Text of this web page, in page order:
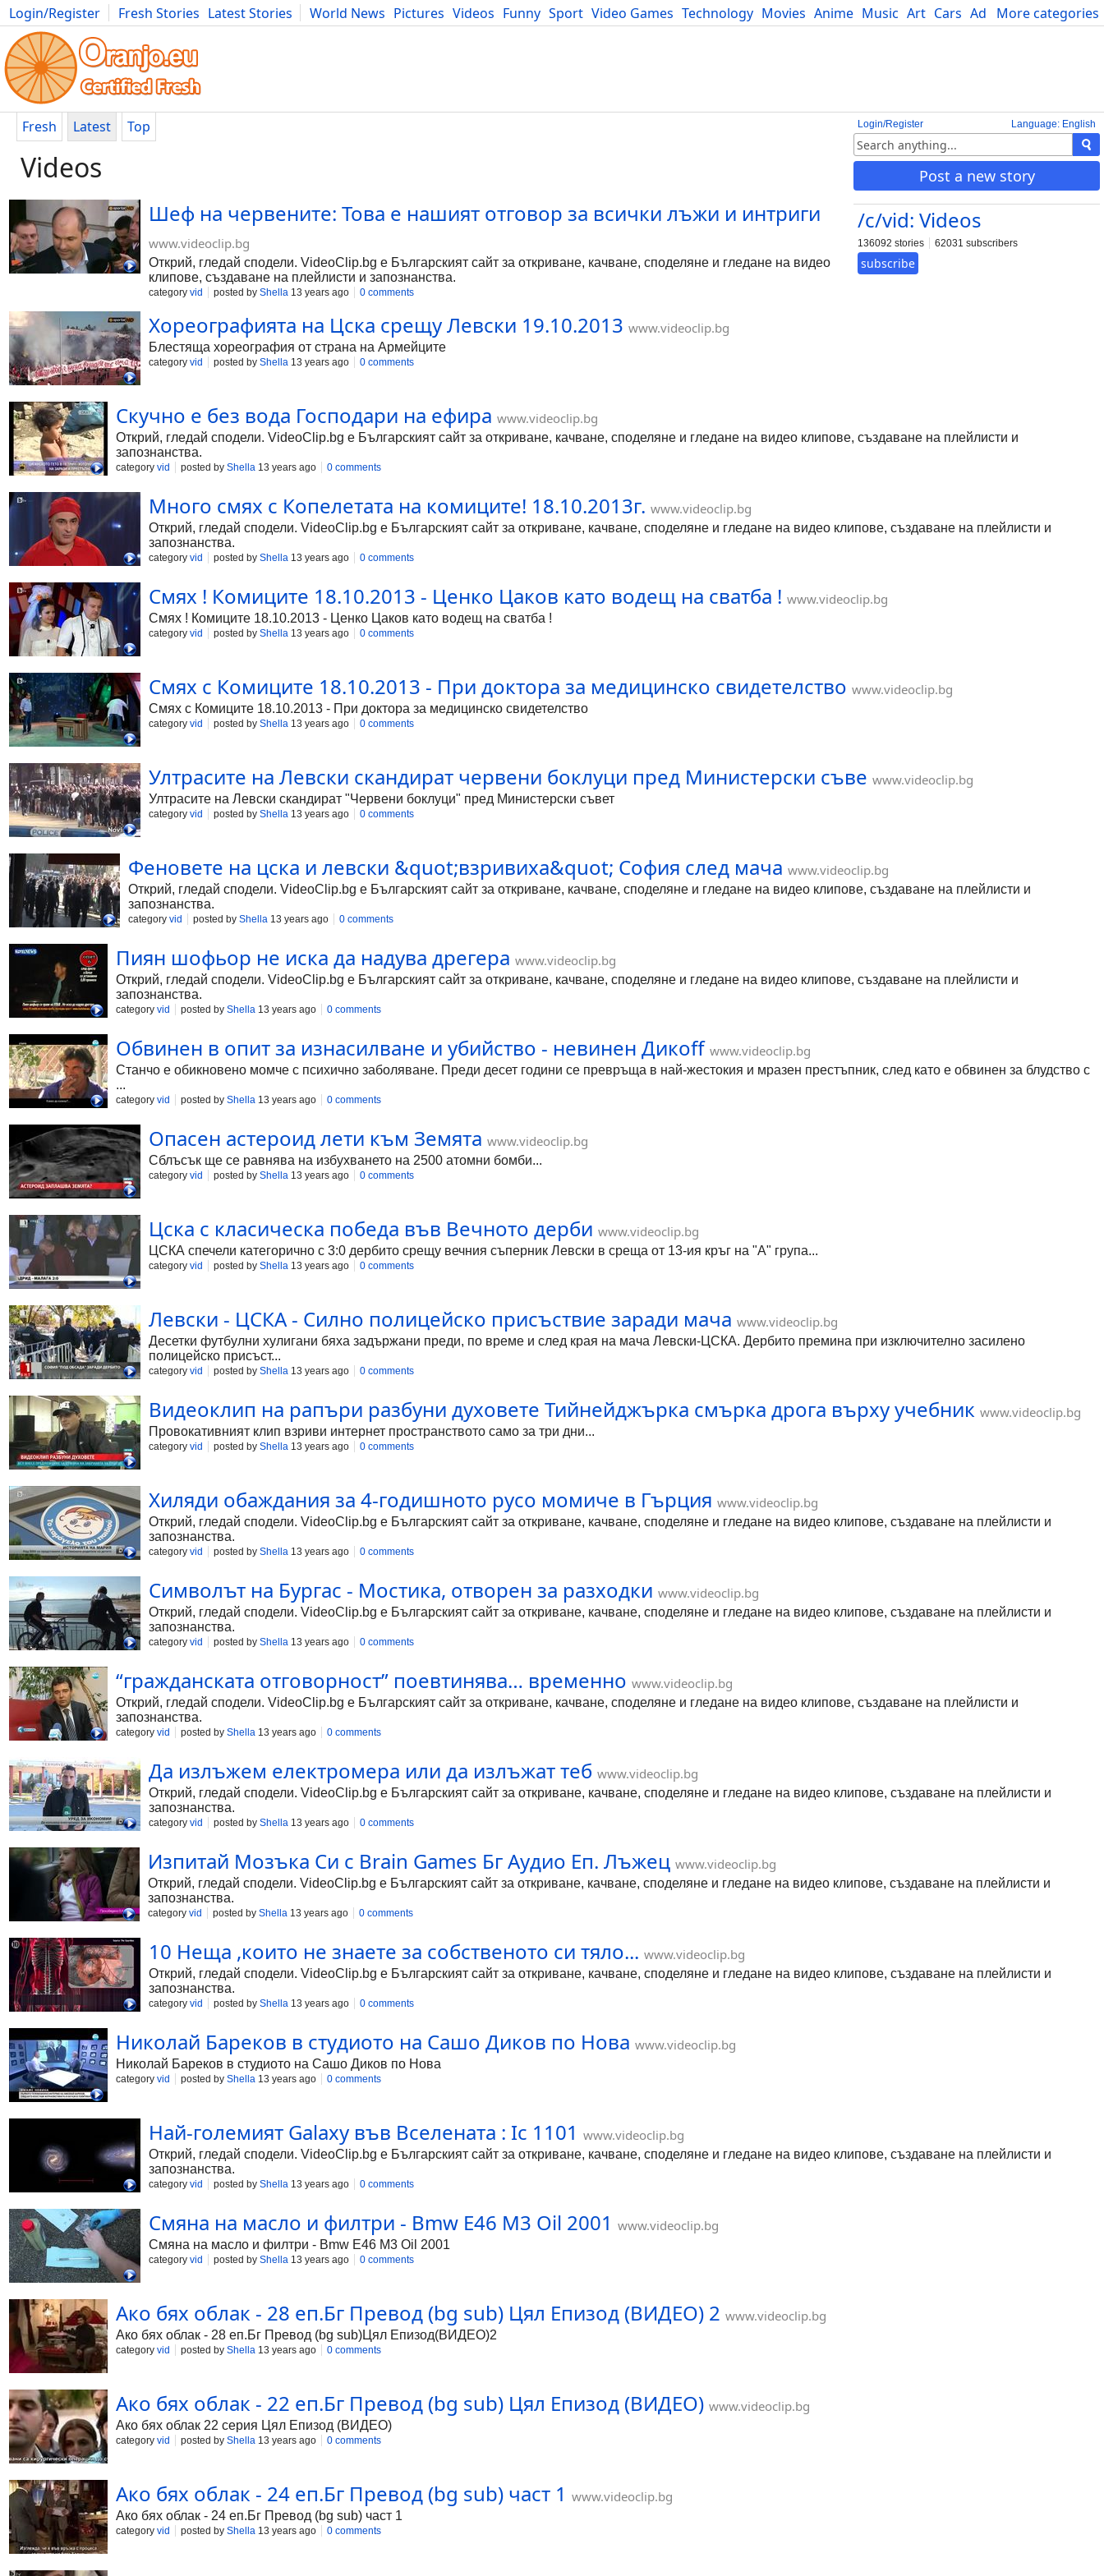
More categories
Login/Register Fresh Stories Latest Stories World News Pictures Videos Funny Sport Video Games Technology Movies Anime Music Art Cars Advice Science
Photography Comics Bulgaria Fitness Food Literature Developers Blog
Language: English
Login/Register
Post a new story
/c/vid: Videos
136092 stories 62031 subscribers
subscribe
Fresh Latest Top
Videos
Шеф на червените: Това е нашият отговор за всички лъжи и интриги
www.videoclip.bg
Открий, гледай сподели. VideoClip.bg е Българският сайт за откриване, качване, споделяне и гледане на видео
клипове, създаване на плейлисти и запознанства.
category vid posted by Shella 13 years ago 0 comments
Хореографията на Цска срещу Левски 19.10.2013 www.videoclip.bg
Блестяща хореография от страна на Армейците
category vid posted by Shella 13 years ago 0 comments
Скучно е без вода Господари на ефира www.videoclip.bg
Открий, гледай сподели. VideoClip.bg е Българският сайт за откриване, качване, споделяне и гледане на видео клипове, създаване на плейлисти и
запознанства.
category vid posted by Shella 13 years ago 0 comments
Много смях с Копелетата на комиците! 18.10.2013г. www.videoclip.bg
Открий, гледай сподели. VideoClip.bg е Българският сайт за откриване, качване, споделяне и гледане на видео клипове, създаване на плейлисти и
запознанства.
category vid posted by Shella 13 years ago 0 comments
Смях ! Комиците 18.10.2013 - Ценко Цаков като водещ на сватба ! www.videoclip.bg
Смях ! Комиците 18.10.2013 - Ценко Цаков като водещ на сватба !
category vid posted by Shella 13 years ago 0 comments
Смях с Комиците 18.10.2013 - При доктора за медицинско свидетелство www.videoclip.bg
Смях с Комиците 18.10.2013 - При доктора за медицинско свидетелство
category vid posted by Shella 13 years ago 0 comments
Ултрасите на Левски скандират червени боклуци пред Министерски съве www.videoclip.bg
Ултрасите на Левски скандират "Червени боклуци" пред Министерски съвет
category vid posted by Shella 13 years ago 0 comments
Феновете на цска и левски &quot;взривиха&quot; София след мача www.videoclip.bg
Открий, гледай сподели. VideoClip.bg е Българският сайт за откриване, качване, споделяне и гледане на видео клипове, създаване на плейлисти и
запознанства.
category vid posted by Shella 13 years ago 0 comments
Пиян шофьор не иска да надува дрегера www.videoclip.bg
Открий, гледай сподели. VideoClip.bg е Българският сайт за откриване, качване, споделяне и гледане на видео клипове, създаване на плейлисти и
запознанства.
category vid posted by Shella 13 years ago 0 comments
Обвинен в опит за изнасилване и убийство - невинен Дикoff www.videoclip.bg
Станчо е обикновено момче с психично заболяване. Преди десет години се превръща в най-жестокия и мразен престъпник, след като е обвинен за блудство с
...
category vid posted by Shella 13 years ago 0 comments
Опасен астероид лети към Земята www.videoclip.bg
Сблъсък ще се равнява на избухването на 2500 атомни бомби...
category vid posted by Shella 13 years ago 0 comments
Цска с класическа победа във Вечното дерби www.videoclip.bg
ЦСКА спечели категорично с 3:0 дербито срещу вечния съперник Левски в среща от 13-ия кръг на "А" група...
category vid posted by Shella 13 years ago 0 comments
Левски - ЦСКА - Силно полицейско присъствие заради мача www.videoclip.bg
Десетки футбулни хулигани бяха задържани преди, по време и след края на мача Левски-ЦСКА. Дербито премина при изключително засилено
полицейско присъст...
category vid posted by Shella 13 years ago 0 comments
Видеоклип на рапъри разбуни духовете Тийнейджърка смърка дрога върху учебник www.videoclip.bg
Провокативният клип взриви интернет пространството само за три дни...
category vid posted by Shella 13 years ago 0 comments
Хиляди обаждания за 4-годишното русо момиче в Гърция www.videoclip.bg
Открий, гледай сподели. VideoClip.bg е Българският сайт за откриване, качване, споделяне и гледане на видео клипове, създаване на плейлисти и
запознанства.
category vid posted by Shella 13 years ago 0 comments
Символът на Бургас - Мостика, отворен за разходки www.videoclip.bg
Открий, гледай сподели. VideoClip.bg е Българският сайт за откриване, качване, споделяне и гледане на видео клипове, създаване на плейлисти и
запознанства.
category vid posted by Shella 13 years ago 0 comments
“гражданската отговорност” поевтинява… временно www.videoclip.bg
Открий, гледай сподели. VideoClip.bg е Българският сайт за откриване, качване, споделяне и гледане на видео клипове, създаване на плейлисти и
запознанства.
category vid posted by Shella 13 years ago 0 comments
Да излъжем електромера или да излъжат теб www.videoclip.bg
Открий, гледай сподели. VideoClip.bg е Българският сайт за откриване, качване, споделяне и гледане на видео клипове, създаване на плейлисти и
запознанства.
category vid posted by Shella 13 years ago 0 comments
Изпитай Мозъка Си с Brain Games Бг Аудио Еп. Лъжец www.videoclip.bg
Открий, гледай сподели. VideoClip.bg е Българският сайт за откриване, качване, споделяне и гледане на видео клипове, създаване на плейлисти и
запознанства.
category vid posted by Shella 13 years ago 0 comments
10 Неща ,които не знаете за собственото си тяло... www.videoclip.bg
Открий, гледай сподели. VideoClip.bg е Българският сайт за откриване, качване, споделяне и гледане на видео клипове, създаване на плейлисти и
запознанства.
category vid posted by Shella 13 years ago 0 comments
Николай Бареков в студиото на Сашо Диков по Нова www.videoclip.bg
Николай Бареков в студиото на Сашо Диков по Нова
category vid posted by Shella 13 years ago 0 comments
Най-големият Galaxy във Вселената : Ic 1101 www.videoclip.bg
Открий, гледай сподели. VideoClip.bg е Българският сайт за откриване, качване, споделяне и гледане на видео клипове, създаване на плейлисти и
запознанства.
category vid posted by Shella 13 years ago 0 comments
Смяна на масло и филтри - Bmw E46 M3 Oil 2001 www.videoclip.bg
Смяна на масло и филтри - Bmw E46 M3 Oil 2001
category vid posted by Shella 13 years ago 0 comments
Ако бях облак - 28 еп.Бг Превод (bg sub) Цял Епизод (ВИДЕО) 2 www.videoclip.bg
Ако бях облак - 28 еп.Бг Превод (bg sub)Цял Епизод(ВИДЕО)2
category vid posted by Shella 13 years ago 0 comments
Ако бях облак - 22 еп.Бг Превод (bg sub) Цял Епизод (ВИДЕО) www.videoclip.bg
Ако бях облак 22 серия Цял Епизод (ВИДЕО)
category vid posted by Shella 13 years ago 0 comments
Ако бях облак - 24 еп.Бг Превод (bg sub) част 1 www.videoclip.bg
Ако бях облак - 24 еп.Бг Превод (bg sub) част 1
category vid posted by Shella 13 years ago 0 comments